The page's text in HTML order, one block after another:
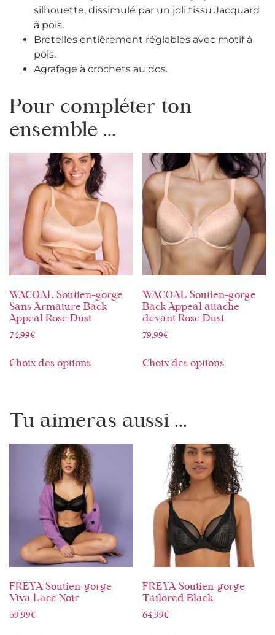
silhouette, dissimulé par un joli tissu Jacquard
à pois.
Bretelles entièrement réglables avec motif à
pois.
Agrafage à crochets au dos.
Pour compléter ton
ensemble ...
WACOAL Soutien-gorge
Sans Armature Back
Appeal Rose Dust
74,99€
Choix des options
WACOAL Soutien-gorge
Back Appeal attache
devant Rose Dust
79,99€
Choix des options
Tu aimeras aussi ...
FREYA Soutien-gorge
Viva Lace Noir
59,99€
FREYA Soutien-gorge
Tailored Black
64,99€